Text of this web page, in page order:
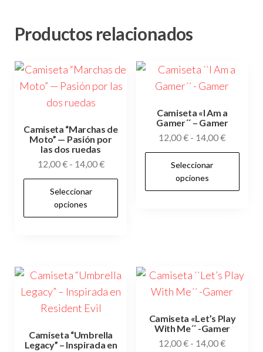
Productos relacionados
Camiseta “Marchas de
Moto” — Pasión por
las dos ruedas
12,00€ - 14,00€Rango
de
12,00 €
Seleccionar
opciones
Las
opciones
pueden
Camiseta «I Am a
Gamer´´ – Gamer
12,00€ - 14,00€Rango
de
12,00 €
Seleccionar
opciones
Camiseta “Umbrella
Legacy” – Inspirada en
Camiseta «Let’s Play
With Me´´ -Gamer
12,00€ - 14,00€Rango